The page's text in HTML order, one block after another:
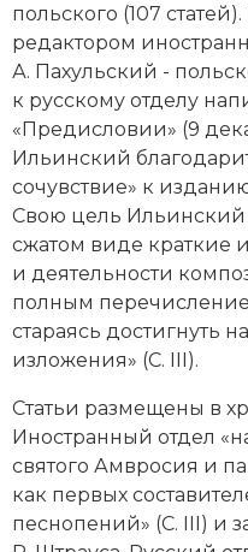
польского (107
редактором
А. Пахульский -
к русскому отделу
«Предисловии» (9
Ильинский
сочувствие» к
Свою цель Ильинский
сжатом виде краткие
и деятельности
полным
стараясь достигнуть
изложения» (С. III).
Статьи размещены в
Иностранный отдел
святого Амвросия и
как первых
песнопений» (С. III) и